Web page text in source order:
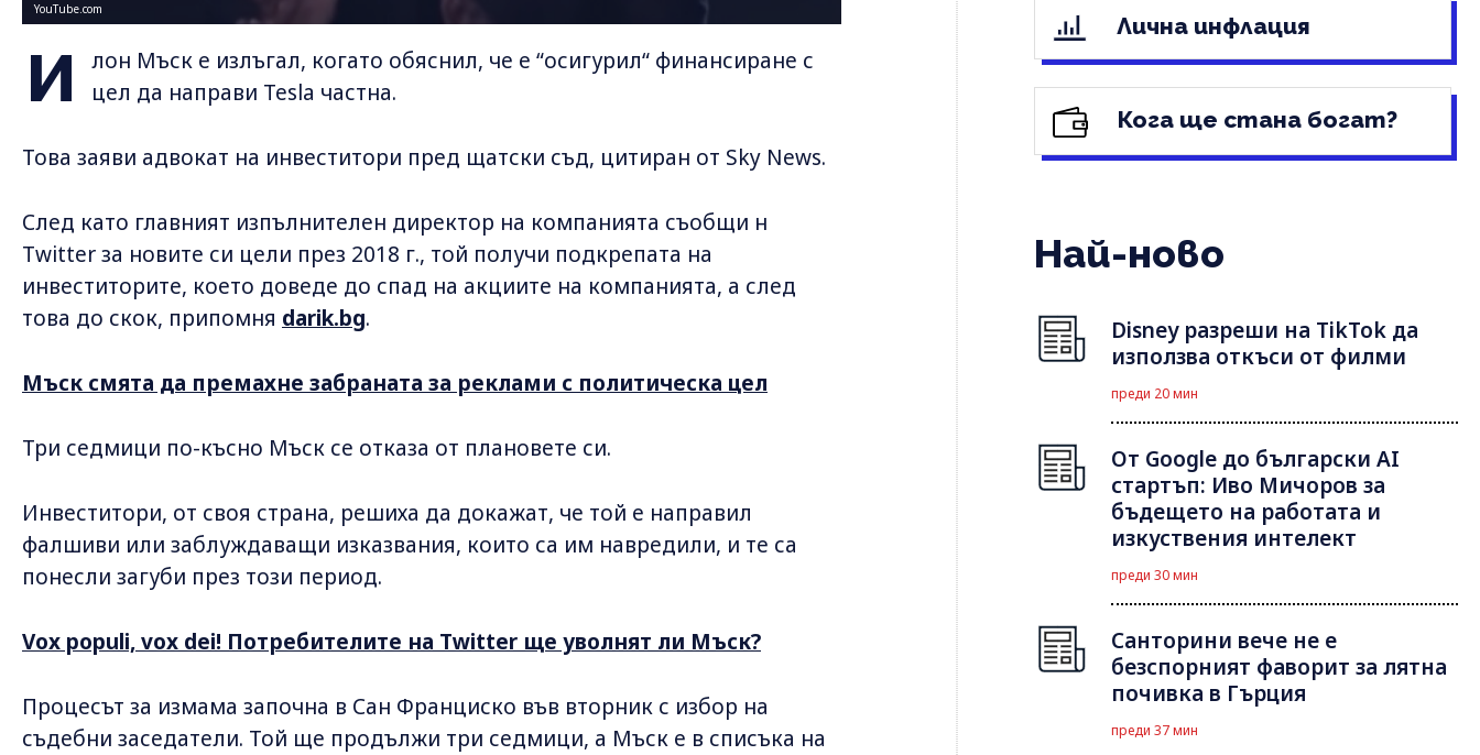
YouTube.com
И
лон Мъск е излъгал, когато обяснил, че е “осигурил“ финансиране с
цел да направи Tesla частна.
Това заяви адвокат на инвеститори пред щатски съд, цитиран от Sky News.
След като главният изпълнителен директор на компанията съобщи н
Twitter за новите си цели през 2018 г., той получи подкрепата на
инвеститорите, което доведе до спад на акциите на компанията, а след
това до скок, припомня darik.bg.
Мъск смята да премахне забраната за реклами с политическа цел
Три седмици по-късно Мъск се отказа от плановете си.
Инвеститори, от своя страна, решиха да докажат, че той е направил
фалшиви или заблуждаващи изказвания, които са им навредили, и те са
понесли загуби през този период.
Vox populi, vox dei! Потребителите на Twitter ще уволнят ли Мъск?
Процесът за измама започна в Сан Франциско във вторник с избор на
съдебни заседатели. Той ще продължи три седмици, а Мъск е в списъка на
Лична инфлация
Кога ще стана богат?
Най-ново
Disney разреши на TikTok да
използва откъси от филми
преди 20 мин
От Google до български AI
стартъп: Иво Мичоров за
бъдещето на работата и
изкуствения интелект
преди 30 мин
Санторини вече не е
безспорният фаворит за лятна
почивка в Гърция
преди 37 мин